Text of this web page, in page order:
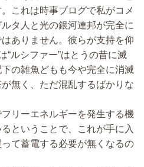
これは時事ブログで私がコメ
タ人と光の銀河連邦が完全に
ありません。彼らが支持を仰
“ルシファー”はとうの昔に滅
の雑魚どもも今や完全に消滅
無く、ただ混乱するばかりな
リーエネルギーを発生する機
ということで、これが手に入
て蓄電する必要が無くなるの